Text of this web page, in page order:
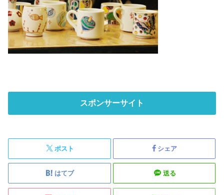
スポンサーサイト
ポスト シェア
はてブ 送る